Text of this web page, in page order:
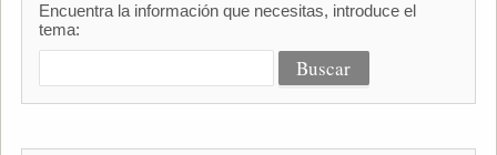
Encuentra la información que necesitas, introduce el
tema: